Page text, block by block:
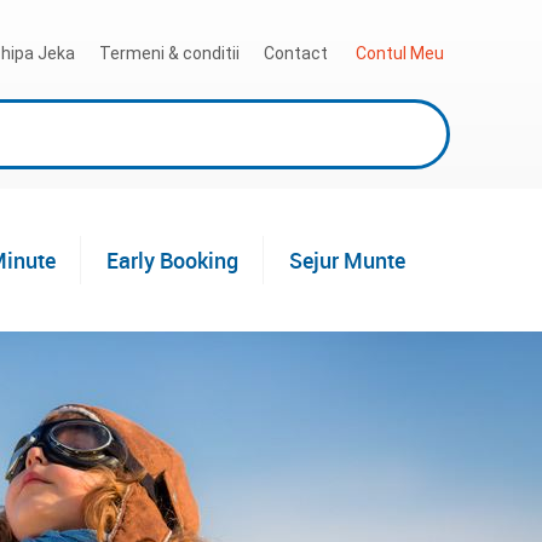
Jeka Termeni & conditii Contact Contul Meu
Early Booking Sejur Munte